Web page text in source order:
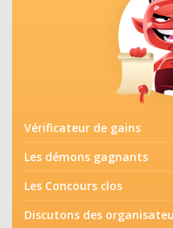
Vérificateur de gains
Les démons gagnants
Les Concours clos
Discutons des